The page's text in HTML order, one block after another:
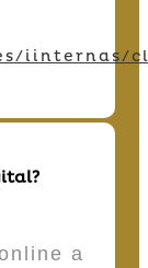
iinternas/
a